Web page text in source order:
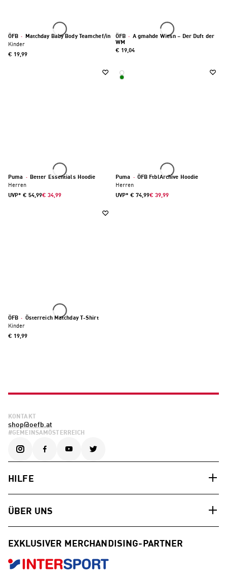
ÖFB ·
Matchday Baby Body Teamchef/in
Kinder
€ 19,99
ÖFB · A gmahde Wiesn – Der Duft der
WM
€ 19,04
Puma ·
Better Essentials Hoodie
Herren
UVP* € 54,99€ 34,99
Puma · ÖFB FtblArchive Hoodie
Herren
UVP* € 74,99€ 39,99
ÖFB · Österreich Matchday T-Shirt
Kinder
€ 19,99
KONTAKT
shop@oefb.at
#GEMEINSAMÖSTERREICH
HILFE
ÜBER UNS
EXKLUSIVER MERCHANDISING-PARTNER